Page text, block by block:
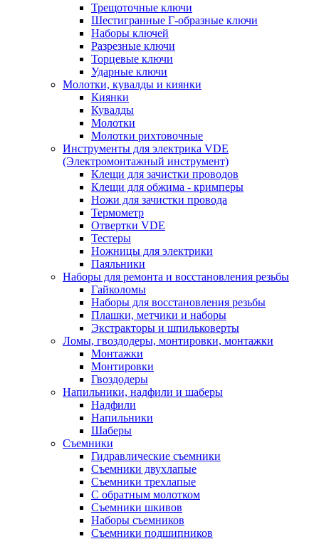
Трещоточные ключи
Шестигранные Г-образные ключи
Наборы ключей
Разрезные ключи
Торцевые ключи
Ударные ключи
Молотки, кувалды и киянки
Киянки
Кувалды
Молотки
Молотки рихтовочные
Инструменты для электрика VDE
(Электромонтажный инструмент)
Клещи для зачистки проводов
Клещи для обжима - кримперы
Ножи для зачистки провода
Термометр
Отвертки VDE
Тестеры
Ножницы для электрики
Паяльники
Наборы для ремонта и восстановления резьбы
Гайколомы
Наборы для восстановления резьбы
Плашки, метчики и наборы
Экстракторы и шпильковерты
Ломы, гвоздодеры, монтировки, монтажки
Монтажки
Монтировки
Гвоздодеры
Напильники, надфили и шаберы
Надфили
Напильники
Шаберы
Съемники
Гидравлические съемники
Съемники двухлапые
Съемники трехлапые
С обратным молотком
Съемники шкивов
Наборы съемников
Съемники подшипников